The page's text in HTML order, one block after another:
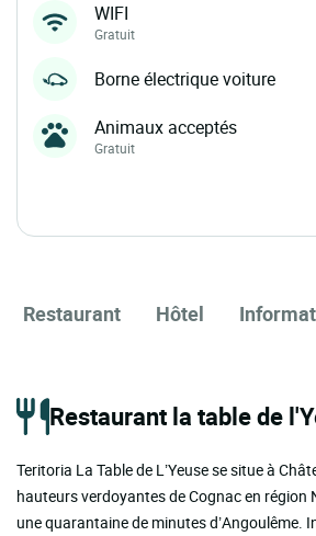
WIFI
Gratuit
Borne électrique voiture
Animaux acceptés
Gratuit
Restaurant Hôtel
Restaurant la table de
Teritoria La Table de L’Yeuse se situe à
hauteurs verdoyantes de Cognac en région
une quarantaine de minutes d’Angoulême.